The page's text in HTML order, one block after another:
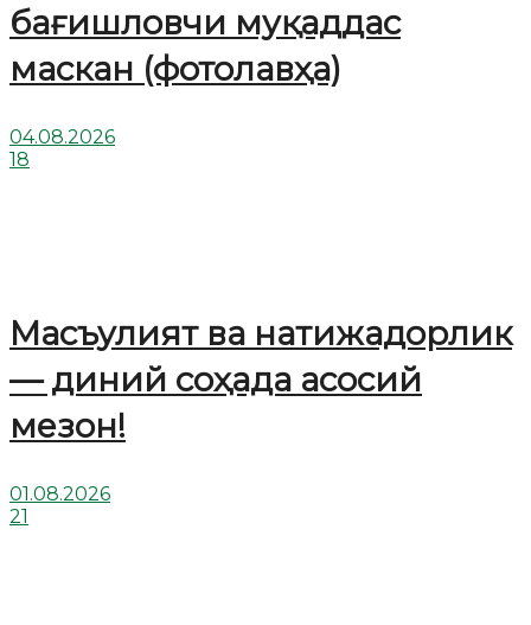
бағишловчи муқаддас
маскан (фотолавҳа)
04.08.2026
18
Масъулият ва натижадорлик
— диний соҳада асосий
мезон!
01.08.2026
21